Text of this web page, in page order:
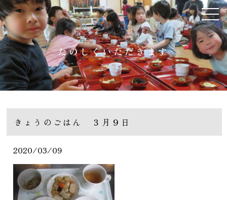
たのしくいただきます
きょうのごはん ３月９日
2020/03/09